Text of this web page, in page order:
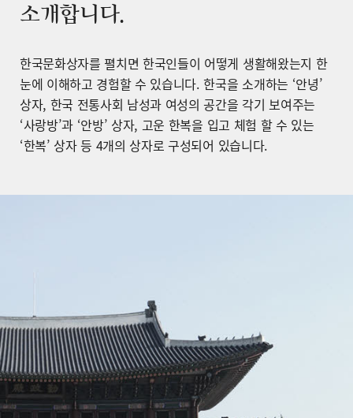
소개합니다.
한국문화상자를 펼치면 한국인들이 어떻게 생활해왔는지 한
눈에 이해하고 경험할 수 있습니다. 한국을 소개하는 ‘안녕’
상자, 한국 전통사회 남성과 여성의 공간을 각기 보여주는
‘사랑방’과 ‘안방’ 상자, 고운 한복을 입고 체험 할 수 있는
‘한복’ 상자 등 4개의 상자로 구성되어 있습니다.